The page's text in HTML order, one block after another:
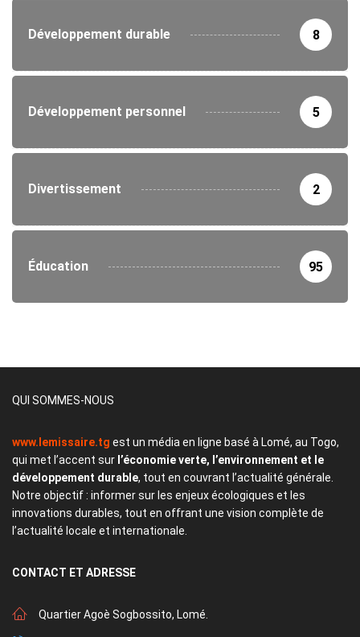
Développement durable 8
Développement personnel 5
Divertissement 2
Éducation 95
QUI SOMMES-NOUS
www.lemissaire.tg est un média en ligne basé à Lomé, au Togo,
qui met l’accent sur l’économie verte, l’environnement et le
développement durable, tout en couvrant l’actualité générale.
Notre objectif : informer sur les enjeux écologiques et les
innovations durables, tout en offrant une vision complète de
l’actualité locale et internationale.
CONTACT ET ADRESSE
Quartier Agoè Sogbossito, Lomé.